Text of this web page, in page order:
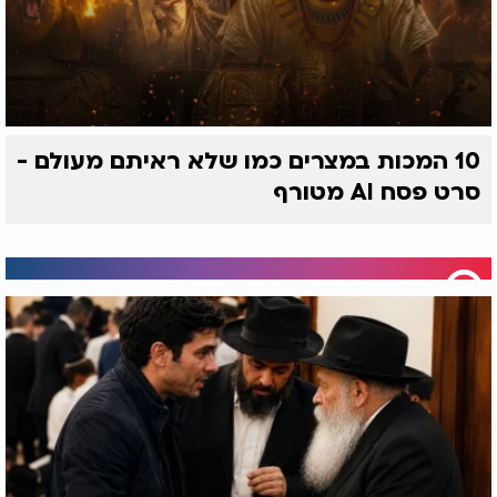
10 המכות במצרים כמו שלא ראיתם מעולם -
סרט פסח AI מטורף